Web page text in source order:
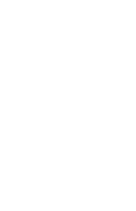
Este sábado la
realiza salida
entre
asumen con
Titulares sale a
procesionar con
en torno a las